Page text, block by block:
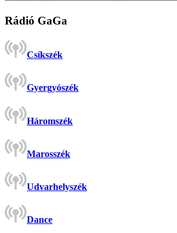
Rádió GaGa
Csíkszék
Gyergyószék
Háromszék
Marosszék
Udvarhelyszék
Dance